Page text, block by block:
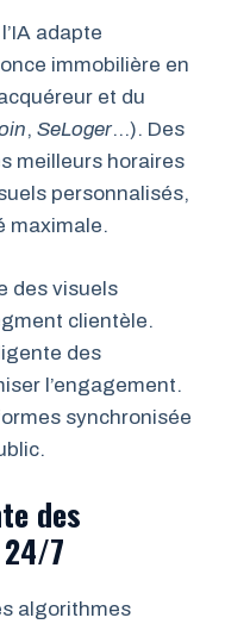
adapte
immobilière en
et du
, SeLoger…). Des
meilleurs horaires
personnalisés,
maximale.
des visuels
clientèle.
des
l’engagement.
synchronisée
des
7
algorithmes